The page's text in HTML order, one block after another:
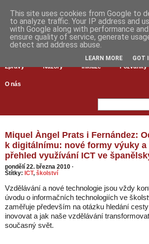
Zprávy Názory Inkluze Pozvánky
O nás
Miquel Àngel Prats i Fernández:
k digitálnímu: nové formy výuky
přehled využívání ICT ve
pondělí 22. března 2010 ·
Štítky: ICT, školství
Vzdělávání a nové technologie jsou vždy
úvodu o informačních technologiích ve
zaměřuje především na otázku hledání
inovovat a jak naše vzdělávání
současný svět.
This site uses cookies from Google to
to analyze traffic. Your IP address and
with Google along with performance
ensure quality of service, generate
detect and address abuse.
LEARN MORE GOT